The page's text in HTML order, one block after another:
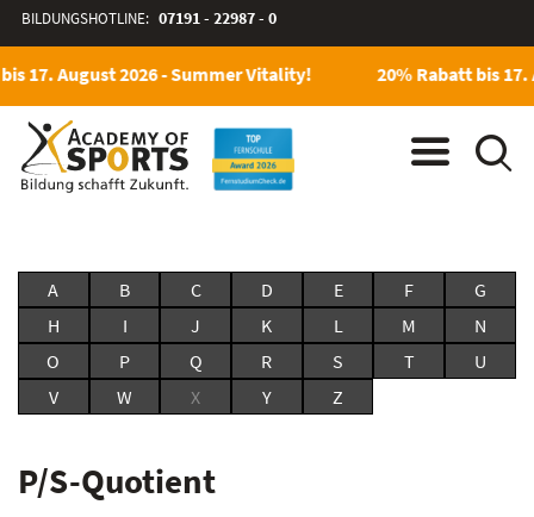
BILDUNGSHOTLINE: 07191 - 22987 - 0
17. August 2026 - Summer Vitality! 20% Rabatt bis
A B C D E F
G
H
I J K L M
N
O
P Q R S T
U
V
W X Y Z
P/S-Quotient